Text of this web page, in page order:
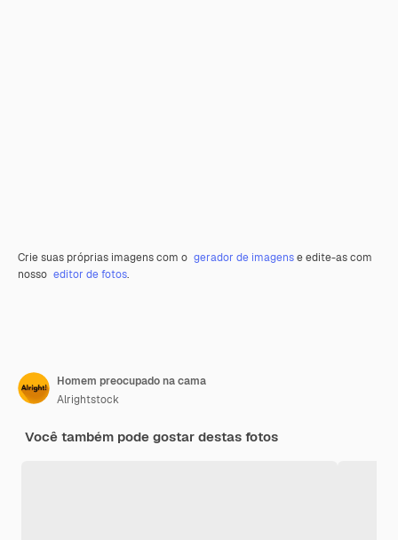
Crie suas próprias imagens com o gerador de imagense edite-as com
nosso editor de fotos.
Homem preocupado na cama
Alrightstock
Você também pode gostar destas fotos